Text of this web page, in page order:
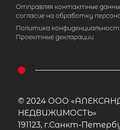
Отправляя контактные
согласие на обработку
Политика
Проектные декларации
© 2024 ООО
НЕДВИЖИМОСТЬ»
191123, г.Санкт-